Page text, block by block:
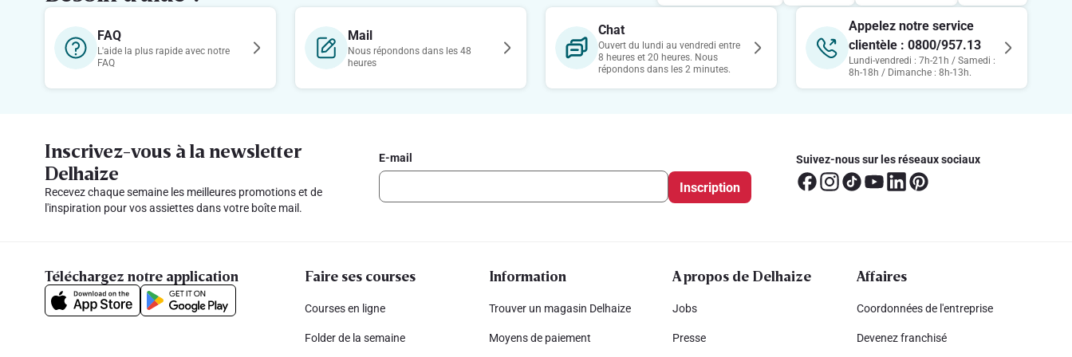
FAQ
L'aide la plus rapide avec notre
FAQ
Mail
Nous répondons dans les 48
heures
Chat
Ouvert du lundi au vendredi entre
8 heures et 20 heures. Nous
répondons dans les 2 minutes.
Appelez notre service
clientèle : 0800/957.13
Lundi-vendredi : 7h-21h / Samedi :
8h-18h / Dimanche : 8h-13h.
Inscrivez-vous à la newsletter
Delhaize
Recevez chaque semaine les meilleures promotions et de
l'inspiration pour vos assiettes dans votre boîte mail.
E-mail
Inscription
Suivez-nous sur les réseaux sociaux
Téléchargez notre application Faire ses courses
Courses en ligne
Folder de la semaine
Information
Trouver un magasin Delhaize
Moyens de paiement
A propos de Delhaize
Jobs
Presse
Affaires
Coordonnées de l'entreprise
Devenez franchisé